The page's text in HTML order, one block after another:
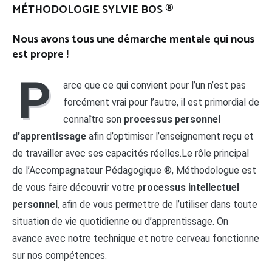
MÉTHODOLOGIE SYLVIE BOS ®
Nous avons tous une démarche mentale qui nous
est propre !
P
arce que ce qui convient pour l’un n’est pas
forcément vrai pour l’autre, il est primordial de
connaître son processus personnel
d’apprentissage afin d’optimiser l’enseignement reçu et
de travailler avec ses capacités réelles.Le rôle principal
de l’Accompagnateur Pédagogique ®, Méthodologue est
de vous faire découvrir votre processus intellectuel
personnel , afin de vous permettre de l’utiliser dans toute
situation de vie quotidienne ou d’apprentissage. On
avance avec notre technique et notre cerveau fonctionne
sur nos compétences.